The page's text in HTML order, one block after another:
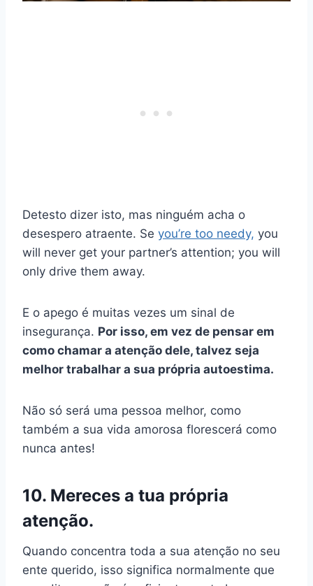
Detesto dizer isto, mas ninguém acha o
desespero atraente. Se you’re too needy, you
will never get your partner’s attention; you will
only drive them away.
E o apego é muitas vezes um sinal de
insegurança. Por isso, em vez de pensar em
como chamar a atenção dele, talvez seja
melhor trabalhar a sua própria autoestima.
Não só será uma pessoa melhor, como
também a sua vida amorosa florescerá como
nunca antes!
10. Mereces a tua própria
atenção.
Quando concentra toda a sua atenção no seu
ente querido, isso significa normalmente que